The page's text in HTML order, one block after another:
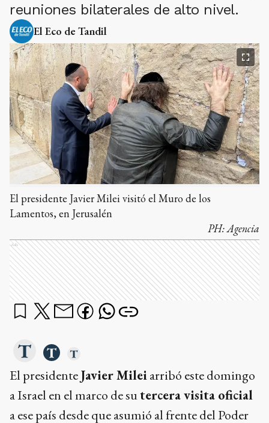
reuniones bilaterales de alto nivel.
El Eco de Tandil
El presidente Javier Milei visitó el Muro de los
Lamentos, en Jerusalén
PH:Agencia
Ads
El presidenteJavier Mileiarribó este domingo
a Israel en el marco de sutercera visita oficial
a ese país desde que asumió al frente del Poder